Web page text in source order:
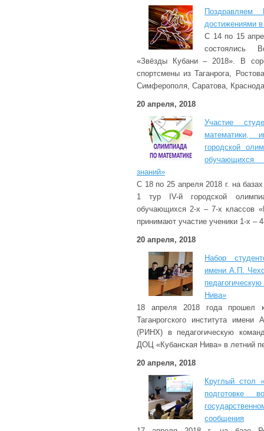
Поздравляем
достижениями
С 14 по 15
состоялись
«Звёзды Кубани – 2018». В
спортсмены из Таганрога,
Симферополя, Саратова,
20 апреля, 2018
Участие
математики,
городской
знаний»
С 18 по 25 апреля 2018 г. на
1 тур IV-й городской
обучающихся 2-х – 7-х классов
принимают участие ученики 1-х –
20 апреля, 2018
Набор
имени А.П.
Нива»
18 апреля 2018 года прошел
Таганрогского института
(РИНХ) в педагогическую
ДОЦ «Кубанская Нива» в летний
20 апреля, 2018
Круглый стол
подготовке
сообщения